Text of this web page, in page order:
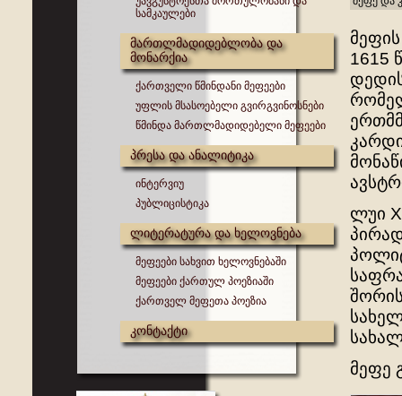
სამკაულები
მართლმადიდებლობა და
მონარქია
ქართველი წმინდანი მეფეები
უფლის მსასოებელი გვირგვინოსნები
წმინდა მართლმადიდებელი მეფეები
პრესა და ანალიტიკა
ინტერვიუ
პუბლიცისტიკა
ლიტერატურა და ხელოვნება
მეფეები სახვით ხელოვნებაში
მეფეები ქართულ პოეზიაში
ქართველ მეფეთა პოეზია
კონტაქტი
1615
ლუი
მეფე